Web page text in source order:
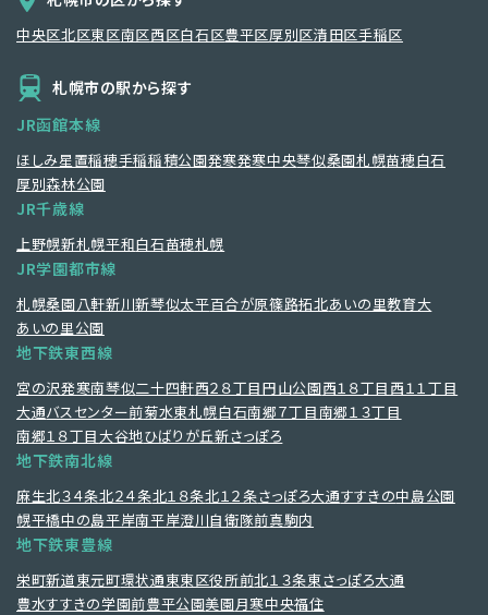
中央区北区東区南区西区白石区豊平区厚別区清田区手稲区
札幌市の駅から探す
JR函館本線
ほしみ星置稲穂手稲稲積公園発寒発寒中央琴似桑園札幌苗穂白石
厚別森林公園
JR千歳線
上野幌新札幌平和白石苗穂札幌
JR学園都市線
札幌桑園八軒新川新琴似太平百合が原篠路拓北あいの里教育大
あいの里公園
地下鉄東西線
宮の沢発寒南琴似二十四軒西２８丁目円山公園西１８丁目 西１１丁目
大通バスセンター前菊水東札幌白石南郷７丁目南郷１３丁目
南郷１８丁目大谷地ひばりが丘新さっぽろ
地下鉄南北線
麻生北３４条北２４条北１８条北１２条さっぽろ大通すすきの中島公園
幌平橋中の島平岸南平岸澄川自衛隊前真駒内
地下鉄東豊線
栄町新道東元町環状通東東区役所前北１３条東さっぽろ大通
豊水すすきの学園前豊平公園美園月寒中央福住